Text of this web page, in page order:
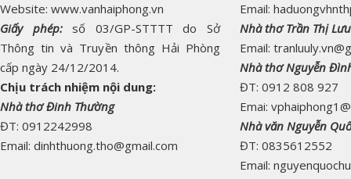
Website: www.vanhaiphong.vn
Giấy phép:
số 03/GP-STTTT do Sở
Thông tin và Truyền thông Hải Phòng
cấp ngày 24/12/2014.
Chịu trách nhiệm nội dung:
Nhà thơ Đinh Thường
ĐT: 0912242998
Email: dinhthuong.tho@gmail.com
Email:
Nhà thơ Trần Thị
Email:
Nhà thơ Nguyễn
ĐT: 0912 808 927
Emai:
Nhà văn Nguyễn
ĐT: 0835612552
Email: